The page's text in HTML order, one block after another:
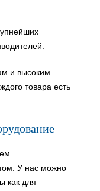
и высоким
товара есть
У нас можно
как для